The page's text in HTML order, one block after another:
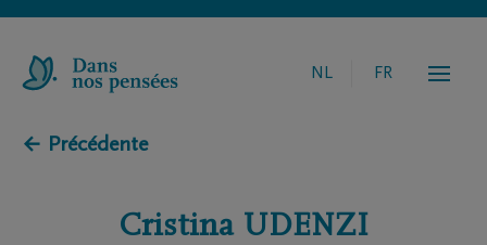
NL FR
← Précédente
Cristina UDENZI